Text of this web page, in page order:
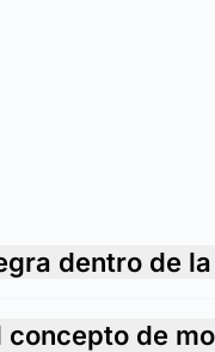
dentro de
concepto de